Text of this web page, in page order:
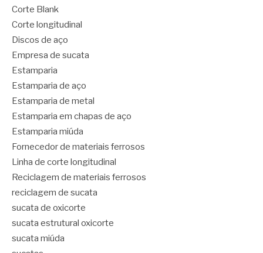
Corte Blank
Corte longitudinal
Discos de aço
Empresa de sucata
Estamparia
Estamparia de aço
Estamparia de metal
Estamparia em chapas de aço
Estamparia miúda
Fornecedor de materiais ferrosos
Linha de corte longitudinal
Reciclagem de materiais ferrosos
reciclagem de sucata
sucata de oxicorte
sucata estrutural oxicorte
sucata miúda